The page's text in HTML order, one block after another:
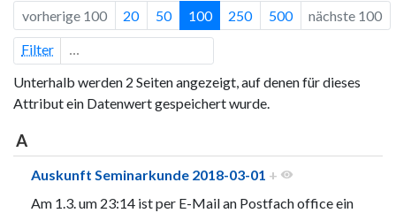
vorherige 100 20 50 100 250 500 nächste 100
Filter
Unterhalb werden 2 Seiten angezeigt, auf denen für dieses
Attribut ein Datenwert gespeichert wurde.
A
Auskunft Seminarkunde 2018-03-01 +
Am 1.3. um 23:14 ist per E-Mail an Postfach office ein